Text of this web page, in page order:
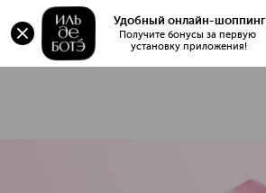
Удобный онлайн-шоппинг
Получите бонусы за первую
установку приложения!
38 товаров